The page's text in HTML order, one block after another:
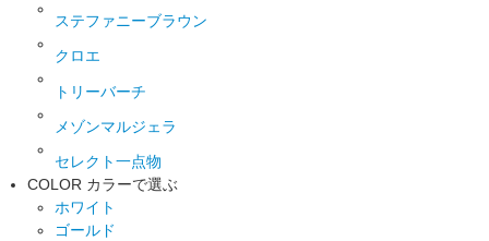
ステファニーブラウン
クロエ
トリーバーチ
メゾンマルジェラ
セレクト一点物
COLOR カラーで選ぶ
ホワイト
ゴールド